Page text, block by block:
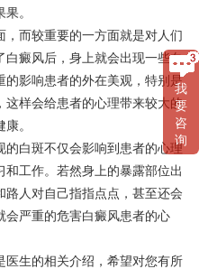
。
而较重要的一方面就是对人们
白癜风后，身上就会出现一些白
的影响患者的外在美观，特别是
这样会给患者的心理带来较大的
。
白斑不仅会影响到患者的心理
工作。若然身上的暴露部位出
人对自己指指点点，甚至还会
会严重的危害白癜风患者的心
生的相关介绍，希望对您有所
我
要
咨
询